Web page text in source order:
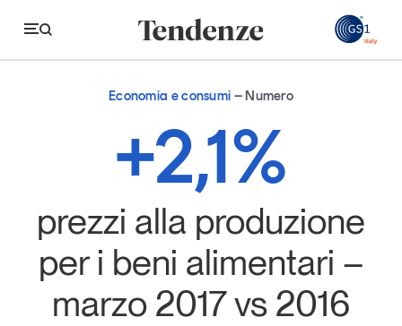
Tendenze
Economia e consumi
Innovazione
Logistica
Retail e brand
Sostenibilità
Economia e consumi Numero
+2,1%
prezzi alla produzione
per i beni alimentari –
marzo 2017 vs 2016